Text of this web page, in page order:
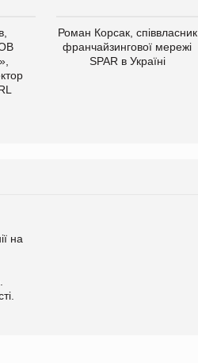
Роман Корсак, співвласник
франчайзингової мережі
SPAR в Україні
на